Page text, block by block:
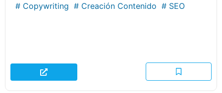
# Copywriting # Creación Contenido # SEO